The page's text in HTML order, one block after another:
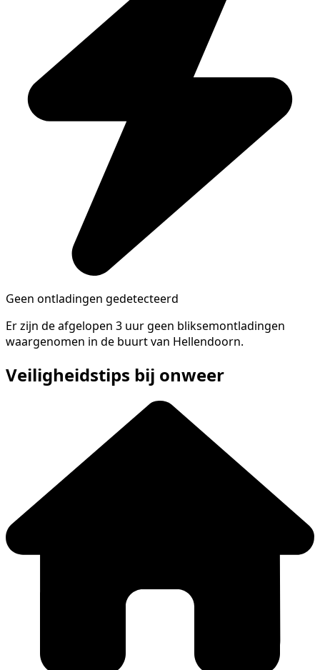
Geen ontladingen gedetecteerd
Er zijn de afgelopen 3 uur geen bliksemontladingen
waargenomen in de buurt van Hellendoorn.
Veiligheidstips bij onweer